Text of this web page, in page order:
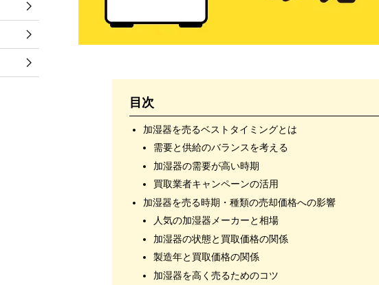
目次
加湿器を売るベストタイミングとは
需要と供給のバランスを考える
加湿器の需要が高い時期
買取業者キャンペーンの活用
加湿器を売る時期・種類の売却価格への影響
人気の加湿器メーカーと相場
加湿器の状態と買取価格の関係
製造年と買取価格の関係
加湿器を高く売るためのコツ